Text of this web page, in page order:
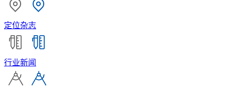
定位杂志
行业新闻